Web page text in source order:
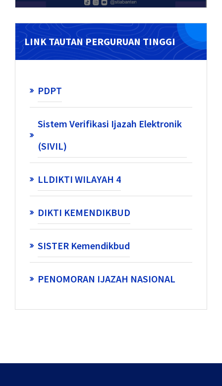
LINK TAUTAN PERGURUAN TINGGI
PDPT
Sistem Verifikasi Ijazah Elektronik
(SIVIL)
LLDIKTI WILAYAH 4
DIKTI KEMENDIKBUD
SISTER Kemendikbud
PENOMORAN IJAZAH NASIONAL